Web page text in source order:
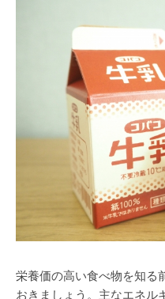
栄養価の高い食べ物を知る
おきましょう。主なエネル